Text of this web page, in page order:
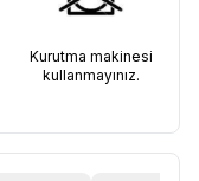
Kurutma makinesi
kullanmayınız.